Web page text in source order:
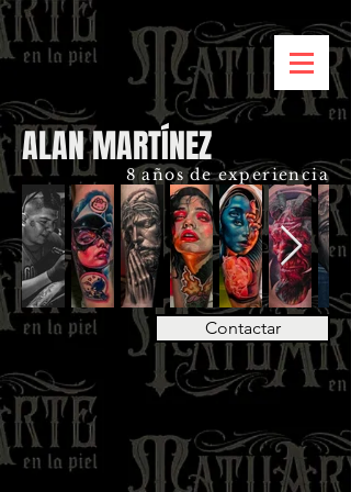
ALAN MARTÍNEZ
8 años de experiencia
Contactar